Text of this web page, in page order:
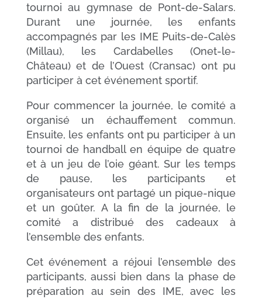
tournoi au gymnase de Pont-de-Salars.
Durant une journée, les enfants
accompagnés par les IME Puits-de-Calès
(Millau), les Cardabelles (Onet-le-
Château) et de l’Ouest (Cransac) ont pu
participer à cet événement sportif.
Pour commencer la journée, le comité a
organisé un échauffement commun.
Ensuite, les enfants ont pu participer à un
tournoi de handball en équipe de quatre
et à un jeu de l’oie géant. Sur les temps
de pause, les participants et
organisateurs ont partagé un pique-nique
et un goûter. A la fin de la journée, le
comité a distribué des cadeaux à
l’ensemble des enfants.
Cet événement a réjoui l’ensemble des
participants, aussi bien dans la phase de
préparation au sein des IME, avec les